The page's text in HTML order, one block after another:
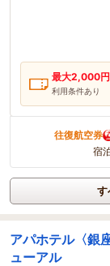
最大2,000
利用条件あり
往復航空券
宿
す
アパホテル〈銀
ューアル